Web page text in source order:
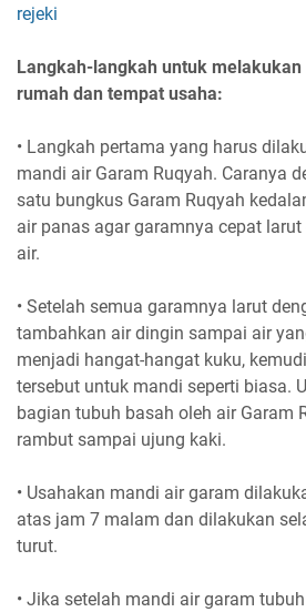
rejeki
Langkah-langkah untuk
rumah dan tempat usaha:
• Langkah pertama yang harus
mandi air Garam Ruqyah. Caranya
satu bungkus Garam Ruqyah
air panas agar garamnya cepat
air.
• Setelah semua garamnya larut
tambahkan air dingin sampai air
menjadi hangat-hangat kuku,
tersebut untuk mandi seperti biasa.
bagian tubuh basah oleh air Garam
rambut sampai ujung kaki.
• Usahakan mandi air garam
atas jam 7 malam dan dilakukan
turut.
• Jika setelah mandi air garam